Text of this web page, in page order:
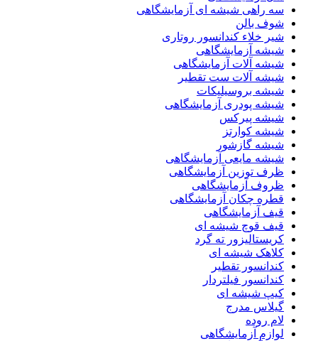
سه راهی شیشه ای آزمایشگاهی
شوف بالن
شیر خلاء کندانسور روتاری
شیشه آزمایشگاهی
شیشه آلات آزمایشگاهی
شیشه آلات ست تقطیر
شیشه بروسیلیکات
شیشه پودری آزمایشگاهی
شیشه پیرکس
شیشه کوارتز
شیشه گازشور
شیشه مایعی آزمایشگاهی
ظرف توزین آزمایشگاهی
ظروف آزمایشگاهی
قطره چکان آزمایشگاهی
قیف آزمایشگاهی
قیف قوچ شیشه ای
کریستالیزور ته گرد
کلاهک شیشه ای
کندانسور تقطیر
کندانسور فیلتردار
کیپ شیشه ای
گیلاس مدرج
لام روده
لوازم آزمایشگاهی